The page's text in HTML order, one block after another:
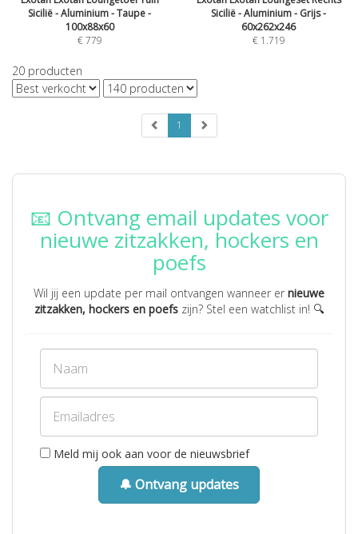
Sicilië - Aluminium - Taupe -
100x88x60
€779
Sicilië - Aluminium - Grijs -
60x262x246
€ 1.719
20 producten
1
📧 Ontvang email updates voor
nieuwe zitzakken, hockers en
poefs
Wil jij een update per mail ontvangen wanneer er nieuwe
zitzakken, hockers en poefszijn? Stel een watchlist in! 🔍
Meld mij ook aan voor de nieuwsbrief
🔔 Ontvang updates